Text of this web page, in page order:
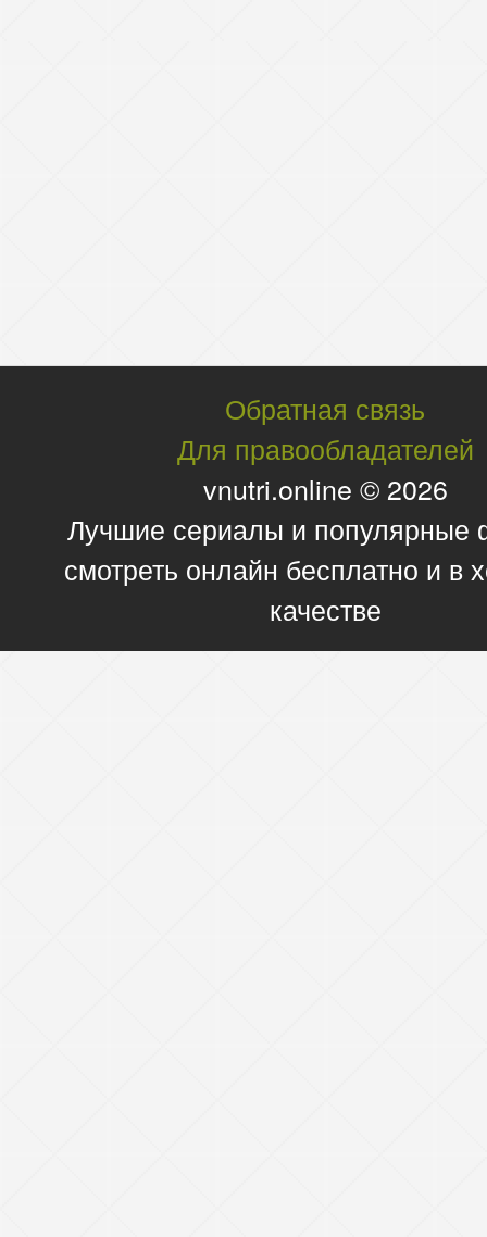
Обратная связь
Для правообладателей
vnutri.online © 2026
Лучшие сериалы и
смотреть онлайн бесплатно и в
качестве